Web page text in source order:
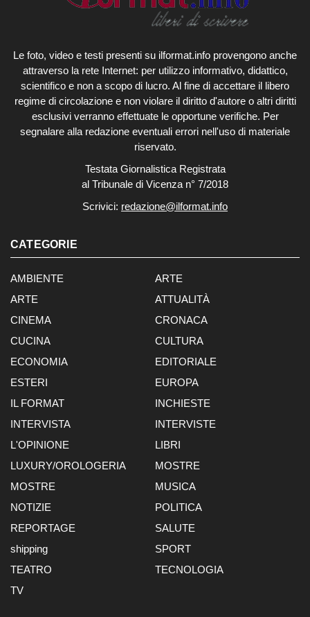
Le foto, video e testi presenti su ilformat.info provengono anche
attraverso la rete Internet: per utilizzo informativo, didattico,
scientifico e non a scopo di lucro. Al fine di accettare il libero
regime di circolazione e non violare il diritto d'autore o altri diritti
esclusivi verranno effettuate le opportune verifiche. Per
segnalare alla redazione eventuali errori nell'uso di materiale
riservato.
Testata Giornalistica Registrata
al Tribunale di Vicenza n° 7/2018
Scrivici: redazione@ilformat.info
CATEGORIE
AMBIENTE
ARTE
ARTE
ATTUALITÀ
CINEMA
CRONACA
CUCINA
CULTURA
ECONOMIA
EDITORIALE
ESTERI
EUROPA
IL FORMAT
INCHIESTE
INTERVISTA
INTERVISTE
L'OPINIONE
LIBRI
LUXURY/OROLOGERIA
MOSTRE
MOSTRE
MUSICA
NOTIZIE
POLITICA
REPORTAGE
SALUTE
shipping
SPORT
TEATRO
TECNOLOGIA
TV